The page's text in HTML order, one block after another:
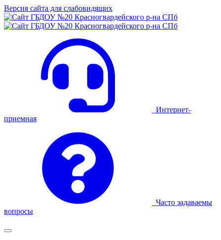
Версия сайта для слабовидящих
Интернет-
приемная
Часто задаваемы
вопросы